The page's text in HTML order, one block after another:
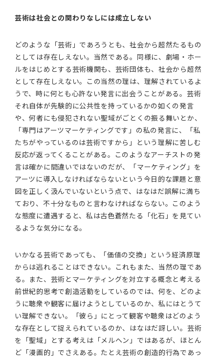
芸術は社会との関わりなしには成立しない
どのような「芸術」であろうとも、社会から超然たるもの
としては存在しえない。当然である。同様に、劇場・ホー
ルをはじめとする芸術機関も、芸術団体も、社会から超然
として存在しえない。この当然の理は、理解されているよ
うで、時に何とも心許ない発言に出会うことがある。芸術
それ自体が先験的に公共性を持っているかの如くの発言
や、何者にも侵犯されない聖域がごとくの振る舞いとか、
「専門はアーツマーケティングです」の私の発言に、「私
たちがやっているのは芸術ですから」という理解に苦しむ
反応が返ってくることがある。このようなアーチストの発
言は確かに間違いではないのだが、「マーケティング」を
アーツに導入しなければならないという今日的な課題と意
図を正しく汲んでいないという点で、はなはだ誤解に満ち
ており、不十分なものと言わなければならない。このよう
な態度に遭遇すると、私は古色蒼然たる「化石」を見てい
るような気分になる。
いかなる芸術であっても、「価値の交換」という経済原理
からは逃れることはできない。これもまた、当然の理であ
る。また、芸術とマーケティングを対立する概念と考える
前世紀的思考で創造活動をしているのでは、何を、どのよ
うに聴衆や観客に届けようとしているのか、私にはとうて
い理解できない。「彼ら」にとって観客や聴衆はどのよう
な存在として捉えられているのか、はなはだ訝しい。芸術
を「聖域」とする考えは「メルヘン」ではあるが、ほとん
ど「漫画的」でさえある。たとえ芸術の創造的行為であっ